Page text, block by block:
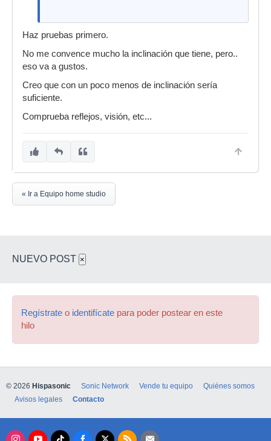
Haz pruebas primero.
No me convence mucho la inclinación que tiene, pero..
eso va a gustos.
Creo que con un poco menos de inclinación sería
suficiente.
Comprueba reflejos, visión, etc...
« Ir a Equipo home studio
NUEVO POST ×
Regístrate o identifícate para poder postear en este
hilo
© 2026 Hispasonic Sonic Network Vende tu equipo
Quiénes somos
Avisos legales
Contacto